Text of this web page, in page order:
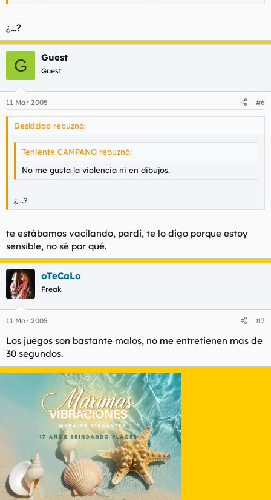
¿...?
G Guest
Guest
11 Mar 2005 #6
Deskiziao rebuznó:
Teniente CAMPANO rebuznó:
No me gusta la violencia ni en dibujos.
¿...?
te estábamos vacilando, pardi, te lo digo porque estoy
sensible, no sé por qué.
oTeCaLo
Freak
11 Mar 2005 #7
Los juegos son bastante malos, no me entretienen mas de
30 segundos.